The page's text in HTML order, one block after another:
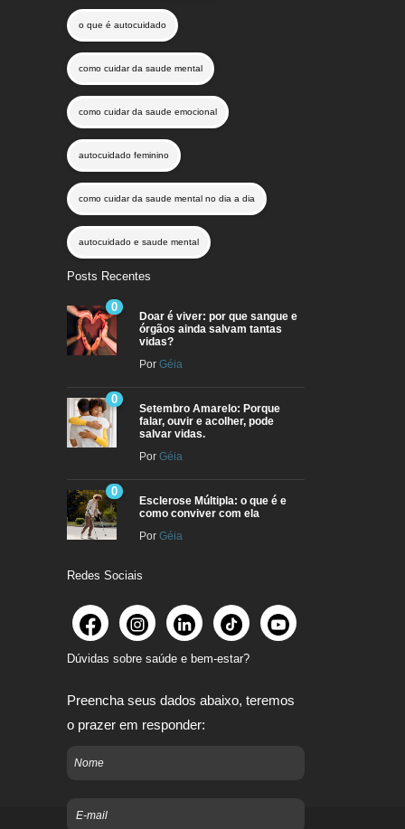
o que é autocuidado
como cuidar da saude mental
como cuidar da saude emocional
autocuidado feminino
como cuidar da saude mental no dia a dia
autocuidado e saude mental
Posts Recentes
0
Doar é viver: por que sangue e
órgãos ainda salvam tantas
vidas?
Por Géia
0
Setembro Amarelo: Porque
falar, ouvir e acolher, pode
salvar vidas.
Por Géia
0
Esclerose Múltipla: o que é e
como conviver com ela
Por Géia
Redes Sociais
Dúvidas sobre saúde e bem-estar?
Preencha seus dados abaixo, teremos
o prazer em responder: